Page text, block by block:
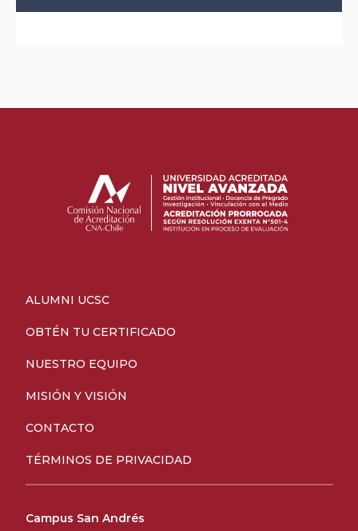
ALUMNI UCSC
OBTÉN TU CERTIFICADO
NUESTRO EQUIPO
MISIÓN Y VISIÓN
CONTACTO
TÉRMINOS DE PRIVACIDAD
Campus San Andrés